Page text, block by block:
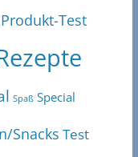
Produkt-Test
Spaß Special
Snacks Test